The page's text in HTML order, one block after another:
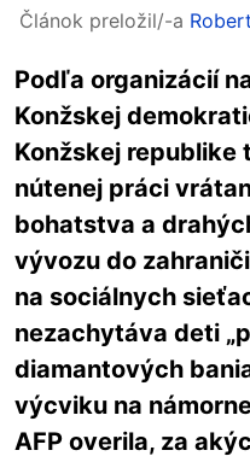
Článok preložil/-a
Podľa organizácií
Konžskej
Konžskej
nútenej práci
bohatstva a
vývozu do
na sociálnych
nezachytáva deti
diamantových
výcviku na
AFP overila, za